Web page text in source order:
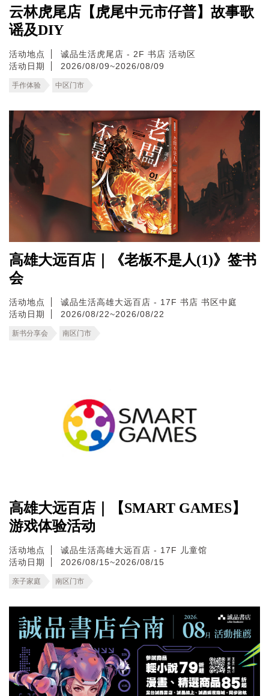
云林虎尾店【虎尾中元市仔普】故事歌
谣及DIY
活动地点
诚品生活虎尾店 - 2F 书店 活动区
活动日期
2026/08/09~2026/08/09
手作体验 中区门市
高雄大远百店｜《老板不是人(1)》签书
会
活动地点
诚品生活高雄大远百店 - 17F 书店 书区中庭
活动日期
2026/08/22~2026/08/22
新书分享会 南区门市
高雄大远百店｜【SMART GAMES】
游戏体验活动
活动地点
诚品生活高雄大远百店 - 17F 儿童馆
活动日期
2026/08/15~2026/08/15
亲子家庭 南区门市